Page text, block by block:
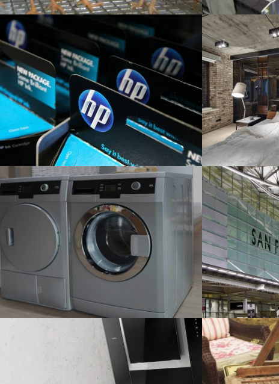
Poultry Cages
Industrie
LG Chem –
Automotive
Drucker von Hewlett Packard
Elektronik Bauwesen
Waschmaschinen und Wäschetrockner San
Bauwesen